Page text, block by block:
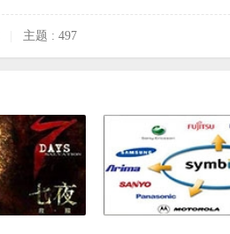
主题 : 497